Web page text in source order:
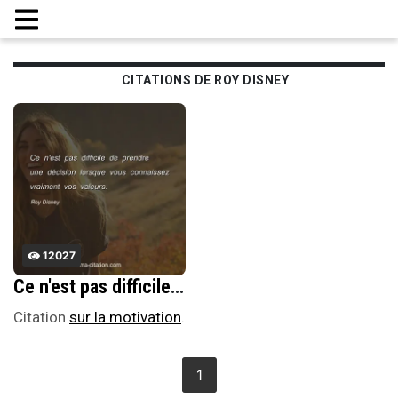
CITATIONS DE ROY DISNEY
12027
Ce n'est pas difficile de prendre une dÃ©cision lorsque vous connaissez vraiment vos valeurs.
Citation sur la motivation.
1